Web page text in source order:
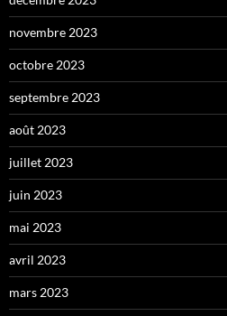
novembre 2023
octobre 2023
septembre 2023
août 2023
juillet 2023
juin 2023
mai 2023
avril 2023
mars 2023